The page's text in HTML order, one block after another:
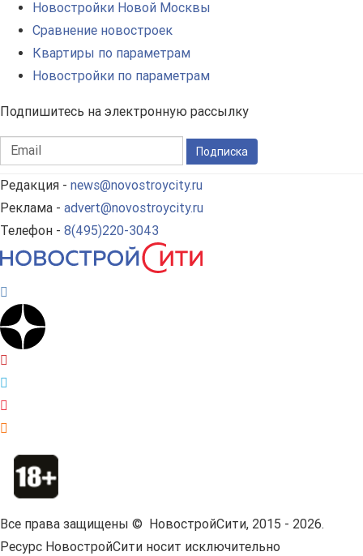
Новостройки Новой Москвы
Сравнение новостроек
Квартиры по параметрам
Новостройки по параметрам
Подпишитесь на электронную рассылку
Подписка
Редакция - news@novostroycity.ru
Реклама - advert@novostroycity.ru
Телефон - 8(495)220-3043
Все права защищены © НовостройСити, 2015 - 2026.
Ресурс НовостройСити носит исключительно